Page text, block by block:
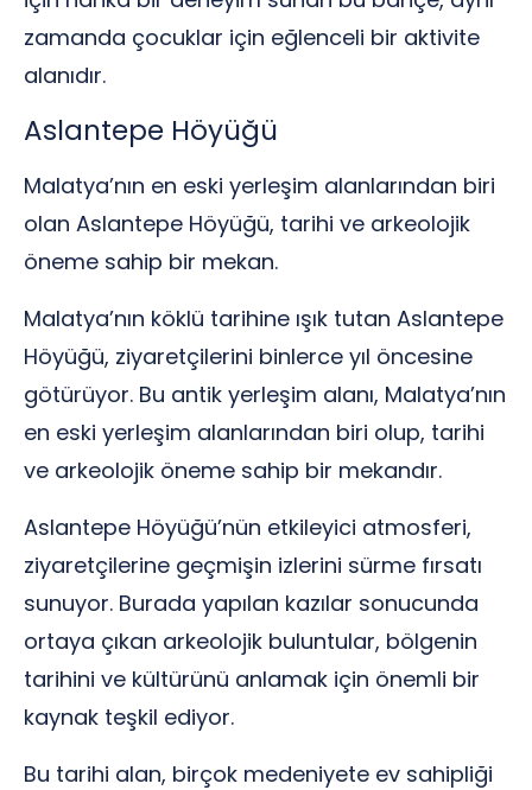
zamanda çocuklar için eğlenceli bir aktivite
alanıdır.
Aslantepe Höyüğü
Malatya’nın en eski yerleşim alanlarından biri
olan Aslantepe Höyüğü, tarihi ve arkeolojik
öneme sahip bir mekan.
Malatya’nın köklü tarihine ışık tutan Aslantepe
Höyüğü, ziyaretçilerini binlerce yıl öncesine
götürüyor. Bu antik yerleşim alanı, Malatya’nın
en eski yerleşim alanlarından biri olup, tarihi
ve arkeolojik öneme sahip bir mekandır.
Aslantepe Höyüğü’nün etkileyici atmosferi,
ziyaretçilerine geçmişin izlerini sürme fırsatı
sunuyor. Burada yapılan kazılar sonucunda
ortaya çıkan arkeolojik buluntular, bölgenin
tarihini ve kültürünü anlamak için önemli bir
kaynak teşkil ediyor.
Bu tarihi alan, birçok medeniyete ev sahipliği